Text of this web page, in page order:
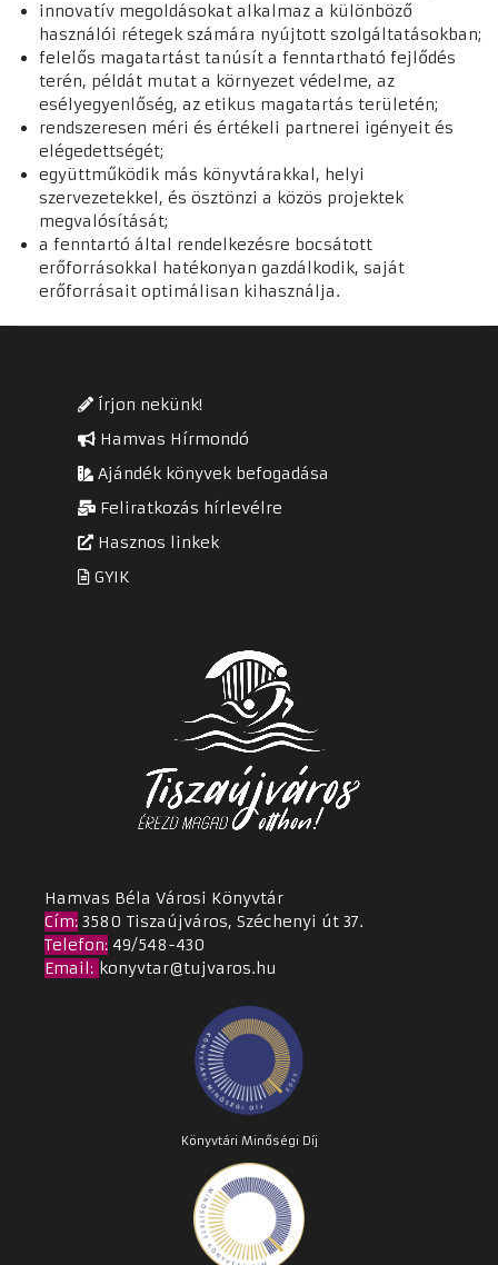
innovatív megoldásokat alkalmaz a különböző
használói rétegek számára nyújtott szolgáltatásokban;
felelős magatartást tanúsít a fenntartható fejlődés
terén, példát mutat a környezet védelme, az
esélyegyenlőség, az etikus magatartás területén;
rendszeresen méri és értékeli partnerei igényeit és
elégedettségét;
együttműködik más könyvtárakkal, helyi
szervezetekkel, és ösztönzi a közös projektek
megvalósítását;
a fenntartó által rendelkezésre bocsátott
erőforrásokkal hatékonyan gazdálkodik, saját
erőforrásait optimálisan kihasználja.
Írjon nekünk!
Hamvas Hírmondó
Ajándék könyvek befogadása
Feliratkozás hírlevélre
Hasznos linkek
GYIK
Hamvas Béla Városi Könyvtár
Cím: 3580 Tiszaújváros, Széchenyi út 37.
Telefon: 49/548-430
Email : konyvtar@tujvaros.hu
Könyvtári Minőségi Díj